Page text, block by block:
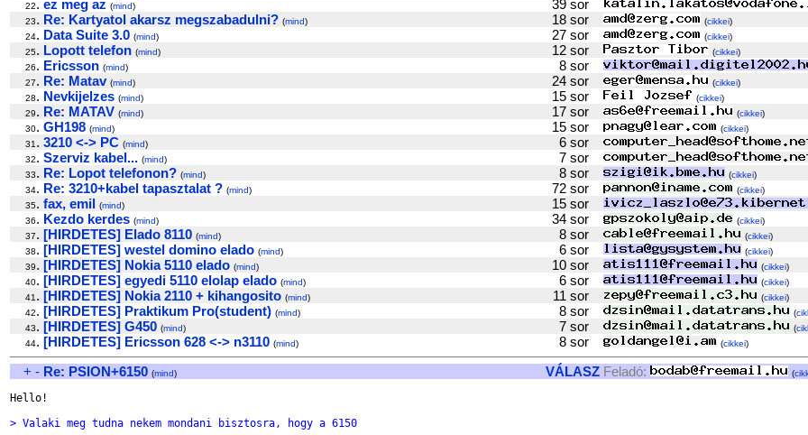
22. ez meg az (mind) 39 sor
23. Re: Kartyatol akarsz megszabadulni? (mind) 18 sor (cikkei)
24. Data Suite 3.0 (mind) 27 sor (cikkei)
25. Lopott telefon (mind) 12 sor (cikkei)
26. Ericsson (mind) 8 sor
27. Re: Matav (mind) 24 sor (cikkei)
28. Nevkijelzes (mind) 15 sor (cikkei)
29. Re: MATAV (mind) 17 sor (cikkei)
30. GH198 (mind) 15 sor (cikkei)
31 . 3210 <-> PC (mind) 6 sor
32. Szerviz kabel... (mind) 7 sor
33. Re: Lopot telefonon? (mind) 8 sor (cikkei)
34. Re: 3210+kabel tapasztalat ? (mind) 72 sor (cikkei)
35. fax, emil (mind) 15 sor
36. Kezdo kerdes (mind) 34 sor (cikkei)
37. [HIRDETES] Elado 8110 (mind) 8 sor (cikkei)
38. [HIRDETES] westel domino elado (mind) 6 sor (cikkei)
39. [HIRDETES] Nokia 5110 elado (mind) 10 sor (cikkei)
40. [HIRDETES] egyedi 5110 elolap elado (mind) 6 sor (cikkei)
41 . [HIRDETES] Nokia 2110 + kihangosito (mind) 11 sor (cikkei)
42. [HIRDETES] Praktikum Pro(student) (mind) 8 sor (
43. [HIRDETES] G450 (mind) 7 sor (
44. [HIRDETES] Ericsson 628 <-> n3110 (mind) 8 sor (cikkei)
+ - Re: PSION+6150 (mind) VÁLASZ Feladó: (
Hello!
> Valaki meg tudna nekem mondani bisztosra, hogy a 6150